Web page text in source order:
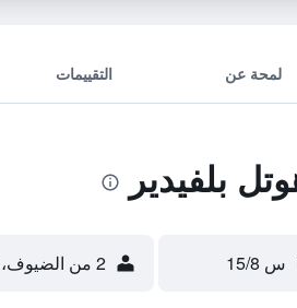
لمحة عن التقييمات
بلفيدير
س 15/8 2 من الضيوف، غرفة واحدة